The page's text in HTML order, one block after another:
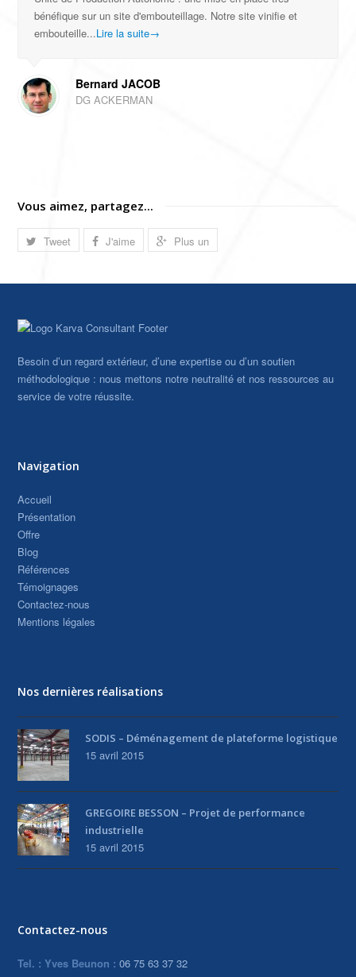
bénéfique sur un site d'embouteillage. Notre site vinifie et
embouteille...Lire la suite→
Bernard JACOB
DG ACKERMAN
Vous aimez, partagez...
Tweet J'aime Plus un
Besoin d’un regard extérieur, d’une expertise ou d’un soutien
méthodologique : nous mettons notre neutralité et nos ressources au
service de votre réussite.
Navigation
Accueil
Présentation
Offre
Blog
Références
Témoignages
Contactez-nous
Mentions légales
Nos dernières réalisations
SODIS – Déménagement de plateforme logistique
15 avril 2015
GREGOIRE BESSON – Projet de performance
industrielle
15 avril 2015
Contactez-nous
Tel. : Yves Beunon : 06 75 63 37 32